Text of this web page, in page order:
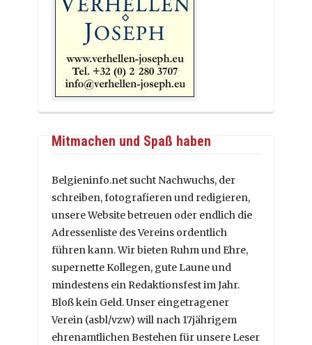
Mitmachen und Spaß haben
Belgieninfo.net sucht Nachwuchs, der
schreiben, fotografieren und redigieren,
unsere Website betreuen oder endlich die
Adressenliste des Vereins ordentlich
führen kann. Wir bieten Ruhm und Ehre,
supernette Kollegen, gute Laune und
mindestens ein Redaktionsfest im Jahr.
Bloß kein Geld. Unser eingetragener
Verein (asbl/vzw) will nach 17jährigem
ehrenamtlichen Bestehen für unsere Leser